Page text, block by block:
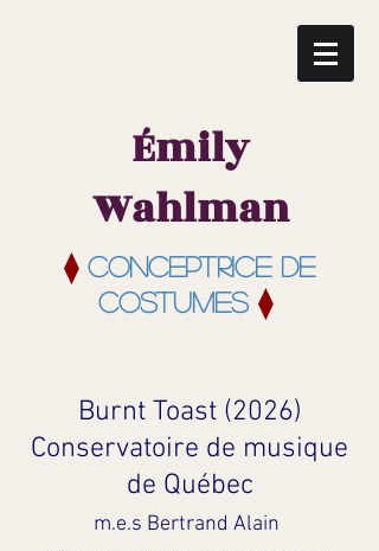
Émily
Wahlman
⧫ Conceptrice de
Costumes ⧫
Burnt Toast (2026)
Conservatoire de musique
de Québec
m.e.s Bertrand Alain